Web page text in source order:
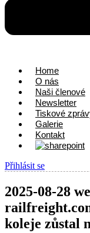
Home
O nás
Naši členové
Newsletter
Tiskové
Galerie
Kontakt
Přihlásit se
2025-08-28
koleje zůstal